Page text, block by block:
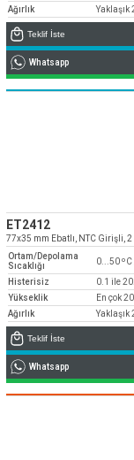
Ağırlık Yaklaşık
Teklif İste
Whatsapp
ET2412
77x35 mm Ebatlı, NTC Girişli, 2
Ortam/Depolama
Sıcaklığı
0...50
Histerisiz
0.1 ile
Yükseklik
En çok
Ağırlık
Yaklaşık
Teklif İste
Whatsapp